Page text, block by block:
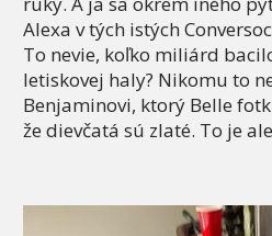
Alexa v tých istých
To nevie, koľko miliárd
letiskovej haly? Nikomu to
Benjaminovi, ktorý Belle
že dievčatá sú zlaté. To je